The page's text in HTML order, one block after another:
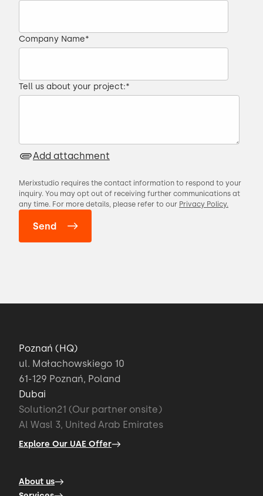
Company Name*
Tell us about your project:*
Add attachment
Merixstudio requires the contact information to respond to your
inquiry. You may opt out of receiving further communications at
any time. For more details, please refer to our Privacy Policy.
Poznań (HQ)
ul. Małachowskiego 10
61-129 Poznań, Poland
Dubai
Solution21 (Our partner onsite)
Al Wasl 3, United Arab Emirates
Explore Our UAE Offer
About us